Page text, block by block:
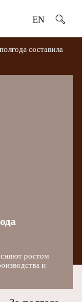
EN
составила
ростом
и